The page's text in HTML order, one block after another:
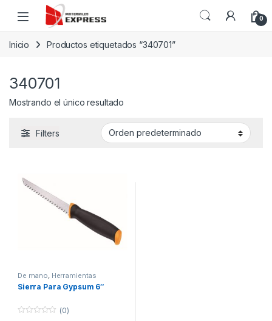
Skip to navigation
Skip to content
0
Inicio Productos etiquetados “340701”
340701
Mostrando el único resultado
Filters
De mano, Herramientas
Sierra Para Gypsum 6″
(0)